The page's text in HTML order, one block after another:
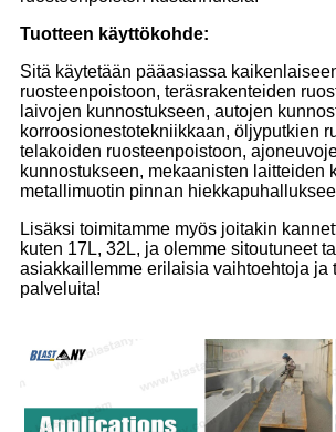
Tuotteen käyttökohde:
Sitä käytetään pääasiassa
ruosteenpoistoon, teräsrakenteiden
laivojen kunnostukseen, autojen
korroosionestotekniikkaan, öljyputkien
telakoiden ruosteenpoistoon,
kunnostukseen, mekaanisten laitteiden
metallimuotin pinnan
Lisäksi toimitamme myös joitakin
kuten 17L, 32L, ja olemme sitoutuneet
asiakkaillemme erilaisia ​​vaihtoehtoja ja
palveluita!